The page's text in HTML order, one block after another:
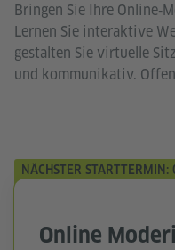
Bringen Sie Ihre
Lernen Sie interaktive
gestalten Sie virtuelle
und kommunikativ.
NÄCHSTER
Online